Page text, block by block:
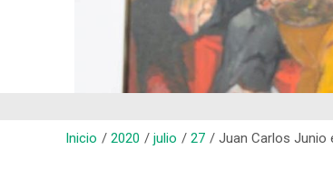
Inicio 2020 julio 27 Juan Carlos Junio